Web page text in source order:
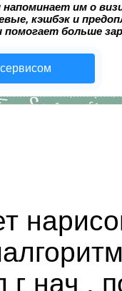
им о
кэшбэк и
помогает больше
г нач .